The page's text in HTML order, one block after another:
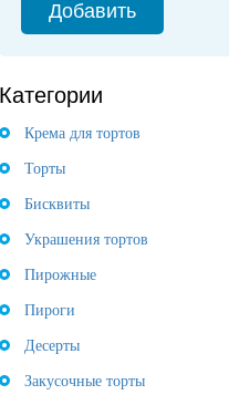
Категории
Крема для тортов
Торты
Бисквиты
Украшения тортов
Пирожные
Пироги
Десерты
Закусочные торты